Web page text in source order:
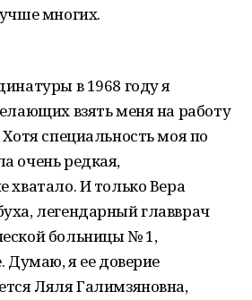
многих.
в 1968 году я
взять меня на работу
специальность моя по
очень редкая,
хватало. И только Вера
легендарный главврач
больницы № 1,
Думаю, я ее доверие
Ляля Галимзяновна,